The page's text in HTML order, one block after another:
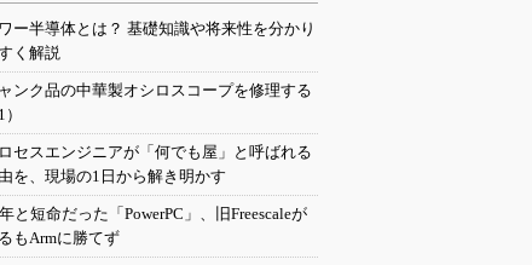
ー半導体とは？ 基礎知識や将来性を分かり
く解説
ンク品の中華製オシロスコープを修理する
）
セスエンジニアが「何でも屋」と呼ばれる
を、現場の1日から解き明かす
と短命だった「PowerPC」、旧Freescaleが
もArmに勝てず